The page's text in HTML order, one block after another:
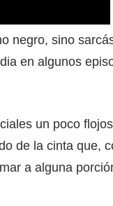
negro, sino
en algunos
un poco
de la cinta que,
a alguna